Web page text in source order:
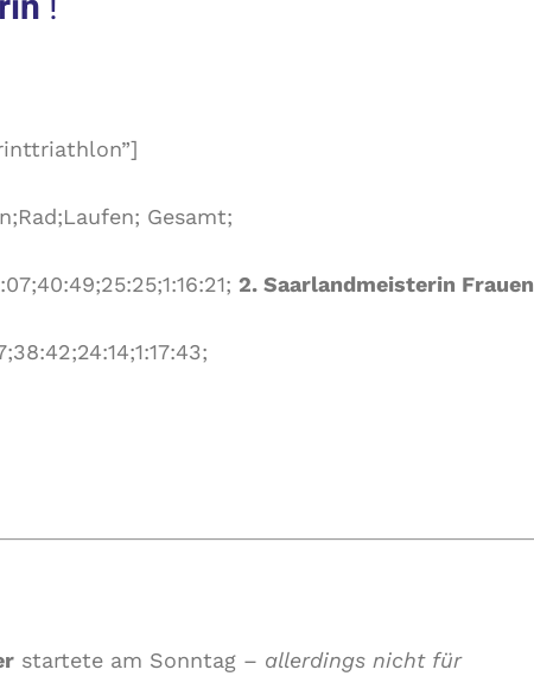
Gesamt;
2. Saarlandmeisterin Frauen
startete am Sonntag – allerdings nicht für